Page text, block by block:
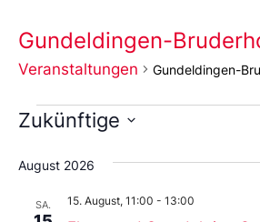
Gundeldingen-
Veranstaltungen Gundeldingen-
Zukünftige
Sie
das
aus.
August 2026
SA. 15. August, 11:00 - 13:00